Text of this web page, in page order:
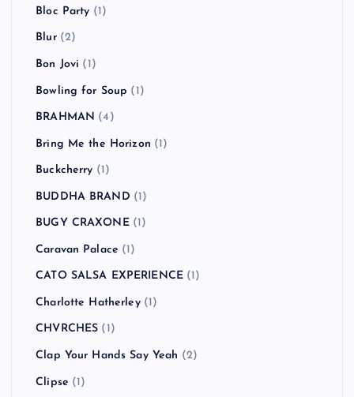
Bloc Party (1)
Blur(2)
Bon Jovi (1)
Bowling for Soup (1)
BRAHMAN (4)
Bring Me the Horizon (1)
Buckcherry (1)
BUDDHA BRAND (1)
BUGY CRAXONE(1)
Caravan Palace (1)
CATO SALSA EXPERIENCE (1)
Charlotte Hatherley(1)
CHVRCHES (1)
Clap Your Hands Say Yeah (2)
Clipse (1)